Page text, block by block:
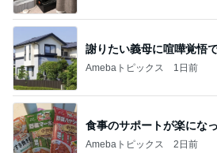
謝りたい義母に喧嘩覚悟
Amebaトピックス 1日前
食事のサポートが楽にな
Amebaトピックス 2日前